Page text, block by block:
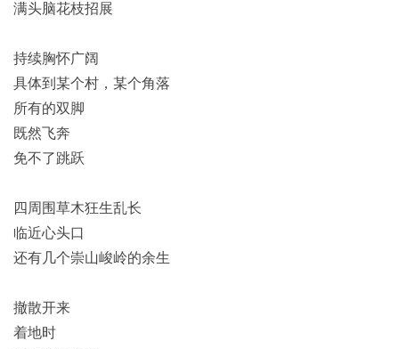
满头脑花枝招展
持续胸怀广阔
具体到某个村，某个角落
所有的双脚
既然飞奔
免不了跳跃
四周围草木狂生乱长
临近心头口
还有几个崇山峻岭的余生
撤散开来
着地时